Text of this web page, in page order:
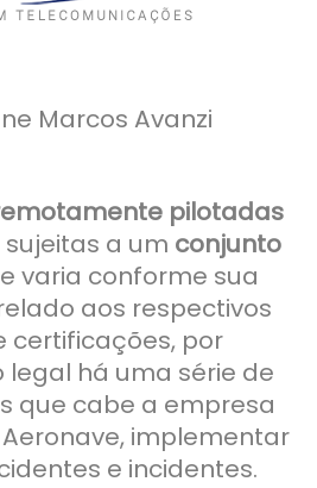
Marcos Avanzi
pilotadas
a um conjunto
varia conforme sua
aos respectivos
certificações, por
há uma série de
que cabe a empresa
implementar
e incidentes.